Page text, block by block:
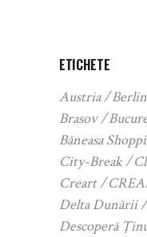
ETICHETE
Austria Berlin
Brasov
Băneasa
City-Break
Creart
Delta Dunării
Descoperă